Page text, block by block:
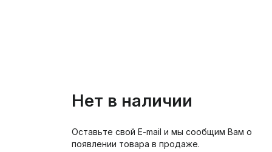
Плееры Аудиоинтерфейсы
Виниловые
проигрыватели
Звуковые карты
Partybox
Саундбары
Компьютерные колонки Веб-камеры
Коврики с подсветкой Проекторы
Зарядные устройства Транспорт
Нет в наличии
Оставьте свой E-mail и мы сообщим Вам о
появлении товара в продаже.